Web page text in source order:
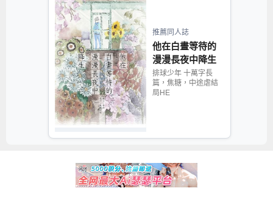
推薦同人誌
他在白晝等待的
漫漫長夜中降生
排球少年 十萬字長
篇，焦糖，中途虐結
局HE